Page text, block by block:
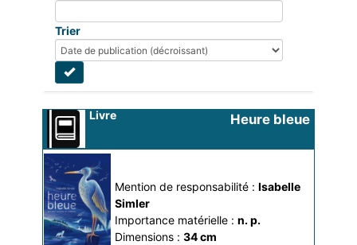
Trier
Livre Heure bleue
Mention de responsabilité : Isabelle
Simler
Importance matérielle : n. p.
Dimensions : 34 cm